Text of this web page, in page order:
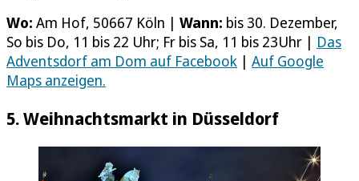
Wo: Am Hof, 50667 Köln | Wann: bis 30. Dezember,
So bis Do, 11 bis 22 Uhr; Fr bis Sa, 11 bis 23Uhr | Das
Adventsdorf am Dom auf Facebook | Auf Google
Maps anzeigen.
5. Weihnachtsmarkt in Düsseldorf